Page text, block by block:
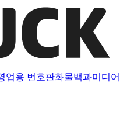
업용 번호판화물백과미디어